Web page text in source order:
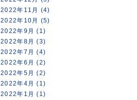
2022年11月 (4)
2022年10月 (5)
2022年9月 (1)
2022年8月 (3)
2022年7月 (4)
2022年6月 (2)
2022年5月 (2)
2022年4月 (1)
2022年1月 (1)